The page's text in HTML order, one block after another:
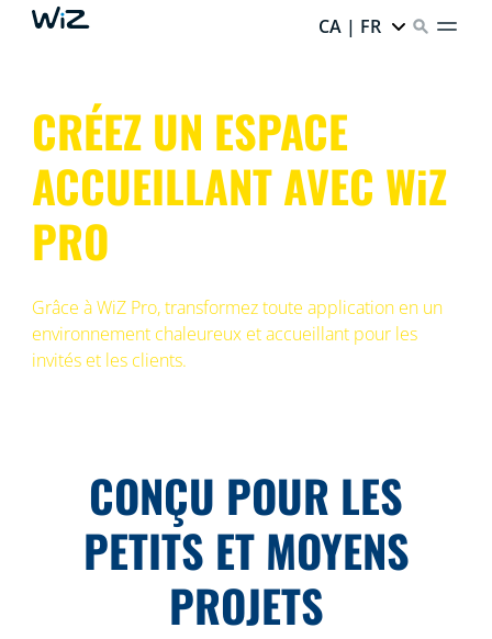
CA | FR
CRÉEZ UN ESPACE
ACCUEILLANT AVEC WiZ
PRO
Grâce à WiZ Pro, transformez toute application en un
environnement chaleureux et accueillant pour les
invités et les clients.
CONÇU POUR LES
PETITS ET MOYENS
PROJETS